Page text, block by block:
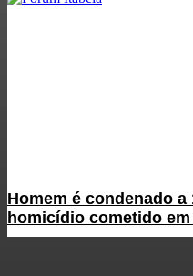
Homem é condenado
homicídio cometido em